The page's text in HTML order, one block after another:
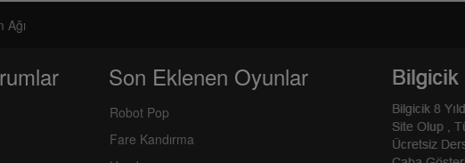
Ağı
Son Eklenen Oyunlar
Robot Pop
Fare Kandırma